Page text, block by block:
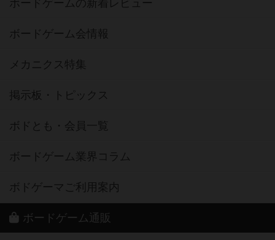
ボードゲームの新着レビュー
ボードゲーム会情報
メカニクス特集
掲示板・トピックス
ボドとも・会員一覧
ボードゲーム業界コラム
ボドゲーマご利用案内
ボードゲーム通販